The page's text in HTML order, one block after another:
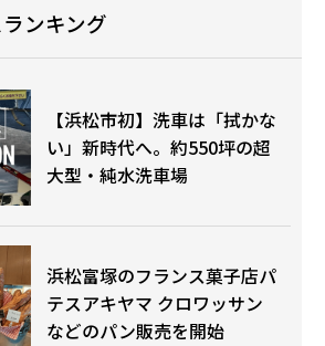
ンキング
【浜松市初】洗車は「拭かな
い」新時代へ。約550坪の超
大型・純水洗車場
浜松富塚のフランス菓子店パ
テスアキヤマ クロワッサン
などのパン販売を開始